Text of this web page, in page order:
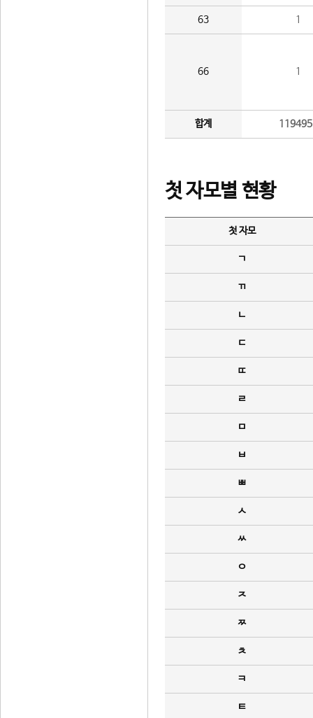
63 1
66 1
합계
첫 자모별 현황
첫 자모
ㄱ
ㄲ
ㄴ
ㄷ
ㄸ
ㄹ
ㅁ
ㅂ
ㅃ
ㅅ
ㅆ
ㅇ
ㅈ
ㅉ
ㅊ
ㅋ
ㅌ